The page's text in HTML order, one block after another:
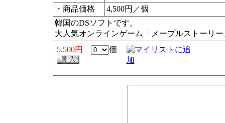
・商品価格
4,500円／個
韓国のDSソフトです。
大人気オンラインゲーム「メープルストーリ
5,500円
個